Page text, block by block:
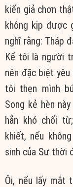
kiến giả chơn
không kịp được
nghĩ rằng: Tháp
Kế tôi là người
nên đặc biệt
tôi thẹn mình
Song kẻ hèn
hẳn khó chối
khiết, nếu
sinh của Sư thời
Ôi, nếu lấy mắt